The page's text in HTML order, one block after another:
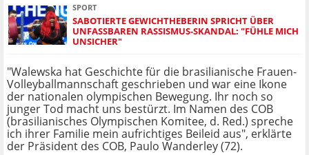
SPORT
SABOTIERTE GEWICHTHEBERIN SPRICHT ÜBER
UNFASSBAREN RASSISMUS-SKANDAL: "FÜHLE MICH
UNSICHER"
"Walewska hat Geschichte für die brasilianische Frauen-
Volleyballmannschaft geschrieben und war eine Ikone
der nationalen olympischen Bewegung. Ihr noch so
junger Tod macht uns bestürzt. Im Namen des COB
(brasilianisches Olympischen Komitee, d. Red.) spreche
ich ihrer Familie mein aufrichtiges Beileid aus", erklärte
der Präsident des COB, Paulo Wanderley (72).